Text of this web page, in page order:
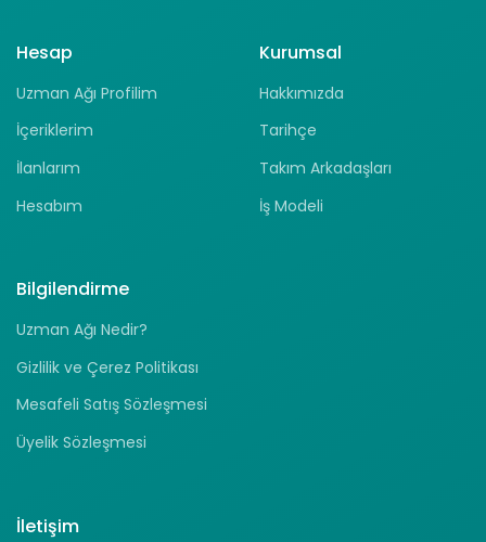
Hesap
Uzman Ağı Profilim
İçeriklerim
İlanlarım
Hesabım
Kurumsal
Hakkımızda
Tarihçe
Takım Arkadaşları
İş Modeli
Bilgilendirme
Uzman Ağı Nedir?
Gizlilik ve Çerez Politikası
Mesafeli Satış Sözleşmesi
Üyelik Sözleşmesi
İletişim